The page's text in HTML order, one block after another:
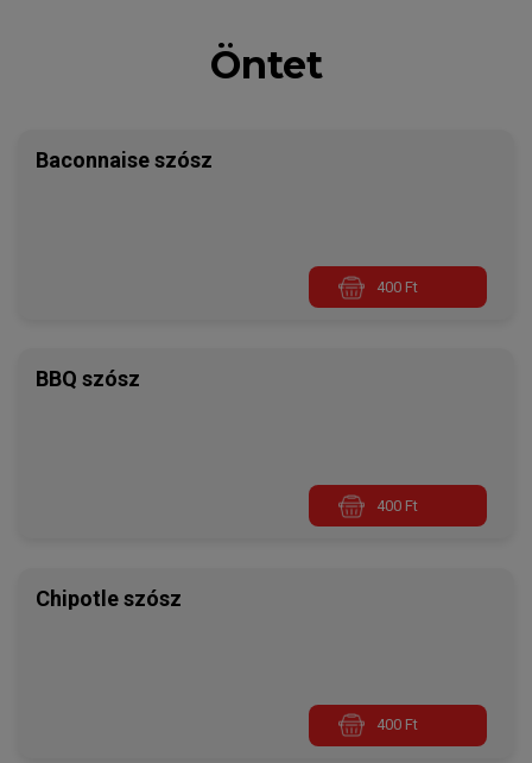
Öntet
Baconnaise szósz
400 Ft
BBQ szósz
400 Ft
Chipotle szósz
400 Ft